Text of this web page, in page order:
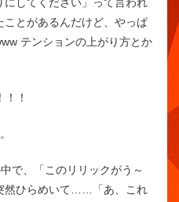
とがあるんだけど、やっぱ
テンションの上がり方とか
！
で、「このリリックがう～
然ひらめいて……「あ、これ